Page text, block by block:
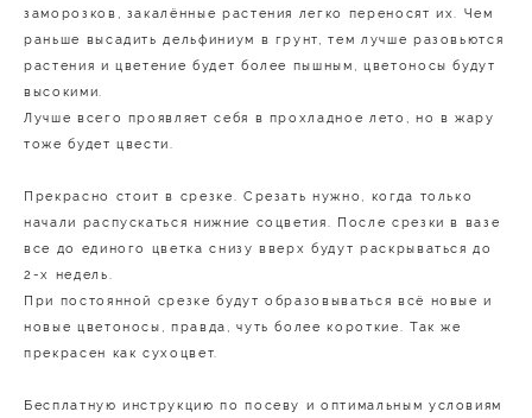
заморозков, закалённые растения легко переносят их. Чем
раньше высадить дельфиниум в грунт, тем лучше разовьются
растения и цветение будет более пышным, цветоносы будут
высокими.
Лучше всего проявляет себя в прохладное лето, но в жару
тоже будет цвести.
Прекрасно стоит в срезке. Срезать нужно, когда только
начали распускаться нижние соцветия. После срезки в вазе
все до единого цветка снизу вверх будут раскрываться до
2-х недель.
При постоянной срезке будут образовываться всё новые и
новые цветоносы, правда, чуть более короткие. Так же
прекрасен как сухоцвет.
Бесплатную инструкцию по посеву и оптимальным условиям